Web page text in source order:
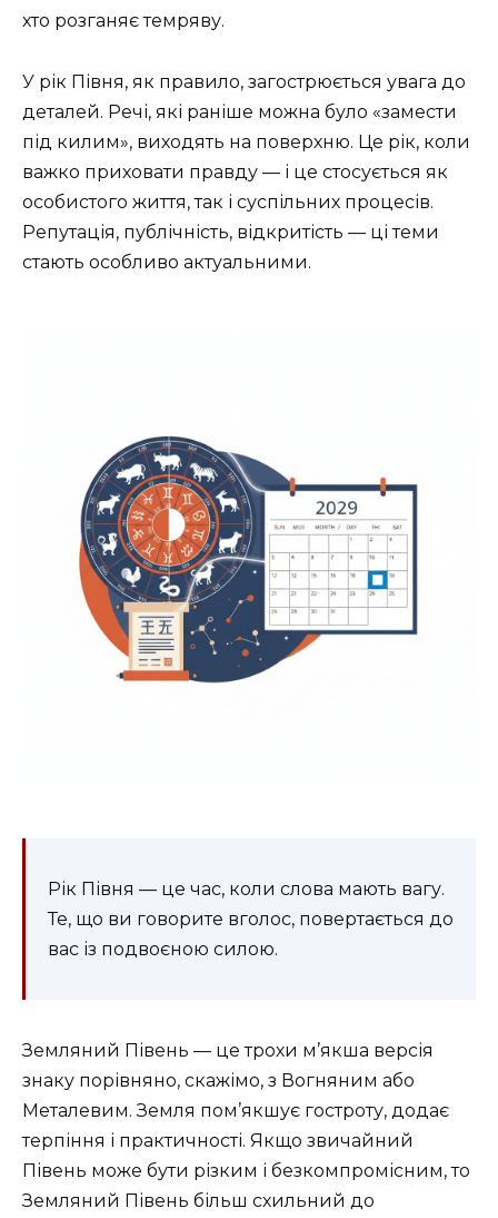
хто розганяє темряву.
У рік Півня, як правило, загострюється увага до
деталей. Речі, які раніше можна було «замести
під килим», виходять на поверхню. Це рік, коли
важко приховати правду — і це стосується як
особистого життя, так і суспільних процесів.
Репутація, публічність, відкритість — ці теми
стають особливо актуальними.
Рік Півня — це час, коли слова мають вагу.
Те, що ви говорите вголос, повертається до
вас із подвоєною силою.
Земляний Півень — це трохи м’якша версія
знаку порівняно, скажімо, з Вогняним або
Металевим. Земля пом’якшує гостроту, додає
терпіння і практичності. Якщо звичайний
Півень може бути різким і безкомпромісним, то
Земляний Півень більш схильний до